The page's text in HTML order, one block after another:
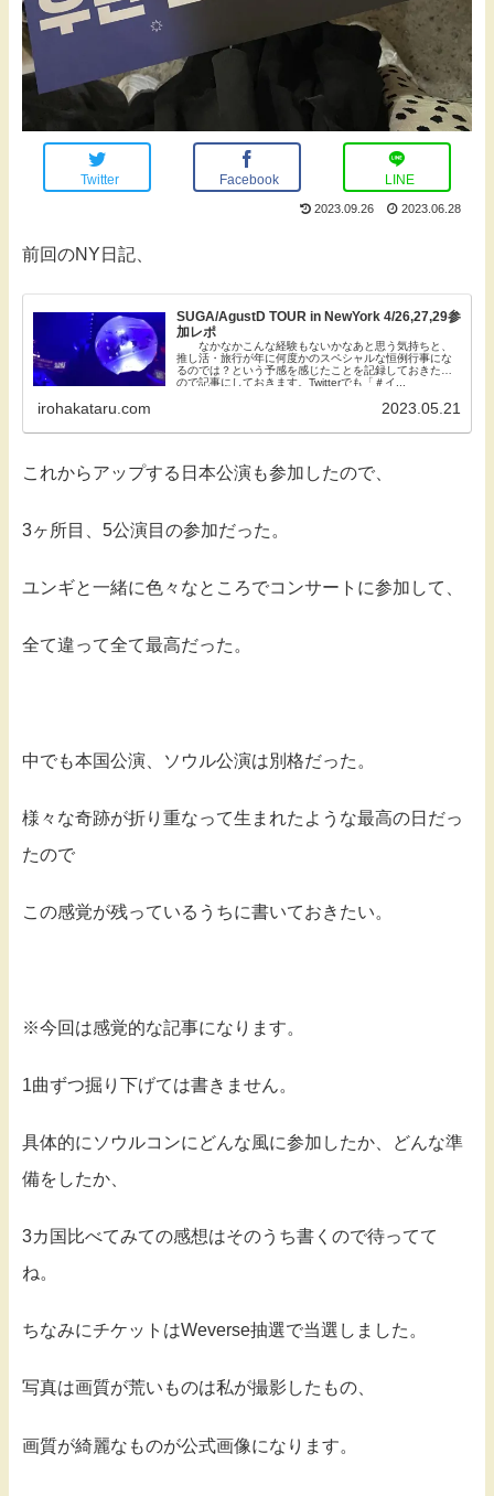
Twitter Facebook LINE
2023.09.26 2023.06.28
前回のNY日記、
SUGA/AgustD TOUR in NewYork 4/26,27,29参
加レポ
なかなかこんな経験もないかなあと思う気持ちと、
推し活・旅行が年に何度かのスペシャルな恒例行事にな
るのでは？という予感を感じたことを記録しておきたい
ので記事にしておきます。Twitterでも「＃イ...
irohakataru.com 2023.05.21
これからアップする日本公演も参加したので、
3ヶ所目、5公演目の参加だった。
ユンギと一緒に色々なところでコンサートに参加して、
全て違って全て最高だった。
中でも本国公演、ソウル公演は別格だった。
様々な奇跡が折り重なって生まれたような最高の日だっ
たので
この感覚が残っているうちに書いておきたい。
※今回は感覚的な記事になります。
1曲ずつ掘り下げては書きません。
具体的にソウルコンにどんな風に参加したか、どんな準
備をしたか、
3カ国比べてみての感想はそのうち書くので待ってて
ね。
ちなみにチケットはWeverse抽選で当選しました。
写真は画質が荒いものは私が撮影したもの、
画質が綺麗なものが公式画像になります。